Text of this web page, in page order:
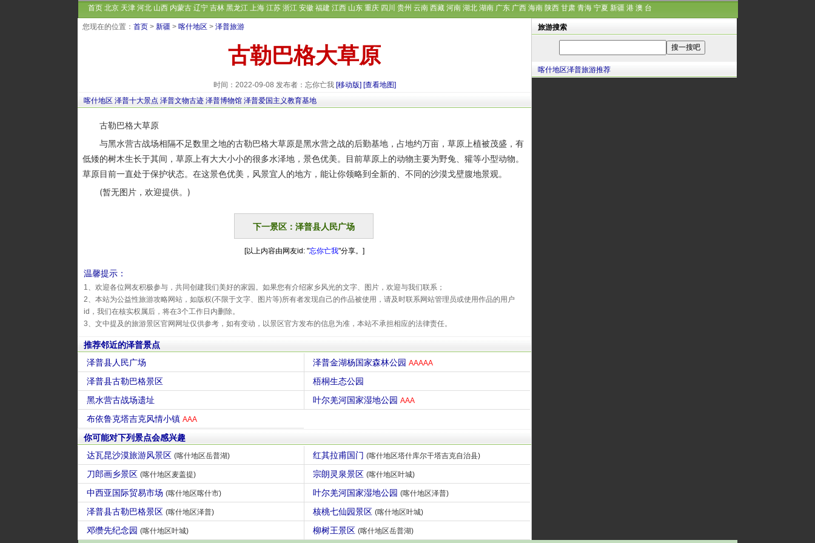
首页 北京 天津 河北 山西 内蒙古 辽宁 吉林 黑龙江 上海 江苏 浙江 安徽 福建 江西 山东 重庆 四川 贵州 云南 西藏 河南 湖北 湖南 广东 广西 海南 陕西 甘肃 青海 宁夏 新疆 港 澳 台
您现在的位置： 首页 > 新疆 > 喀什地区 > 泽普旅游
古勒巴格大草原
时间：2022-09-08 发布者：忘你亡我 [移动版] [查看地图]
喀什地区 泽普十大景点 泽普文物古迹 泽普博物馆 泽普爱国主义教育基地
古勒巴格大草原
与黑水营古战场相隔不足数里之地的古勒巴格大草原是黑水营之战的后勤基地，占地约万亩，草原上植被茂盛，有
低矮的树木生长于其间，草原上有大大小小的很多水泽地，景色优美。目前草原上的动物主要为野兔、獾等小型动物。
草原目前一直处于保护状态。在这景色优美，风景宜人的地方，能让你领略到全新的、不同的沙漠戈壁腹地景观。
(暂无图片，欢迎提供。)
下一景区：泽普县人民广场
[以上内容由网友id: "忘你亡我"分享。]
温馨提示：
1、欢迎各位网友积极参与，共同创建我们美好的家园。如果您有介绍家乡风光的文字、图片，欢迎与我们联系；
2、本站为公益性旅游攻略网站，如版权(不限于文字、图片等)所有者发现自己的作品被使用，请及时联系网站管理员或使用作品的用户
id，我们在核实权属后，将在3个工作日内删除。
3、文中提及的旅游景区官网网址仅供参考，如有变动，以景区官方发布的信息为准，本站不承担相应的法律责任。
推荐邻近的泽普景点
泽普县人民广场
泽普金湖杨国家森林公园 AAAAA
泽普县古勒巴格景区
梧桐生态公园
黑水营古战场遗址
叶尔羌河国家湿地公园 AAA
布依鲁克塔吉克风情小镇 AAA
你可能对下列景点会感兴趣
达瓦昆沙漠旅游风景区 (喀什地区岳普湖) 红其拉甫国门 (喀什地区塔什库尔干塔吉克自治县)
刀郎画乡景区 (喀什地区麦盖提) 宗朗灵泉景区 (喀什地区叶城)
中西亚国际贸易市场 (喀什地区喀什市) 叶尔羌河国家湿地公园 (喀什地区泽普)
泽普县古勒巴格景区 (喀什地区泽普) 核桃七仙园景区 (喀什地区叶城)
邓缵先纪念园 (喀什地区叶城) 柳树王景区 (喀什地区岳普湖)
旅游搜索
喀什地区泽普旅游推荐